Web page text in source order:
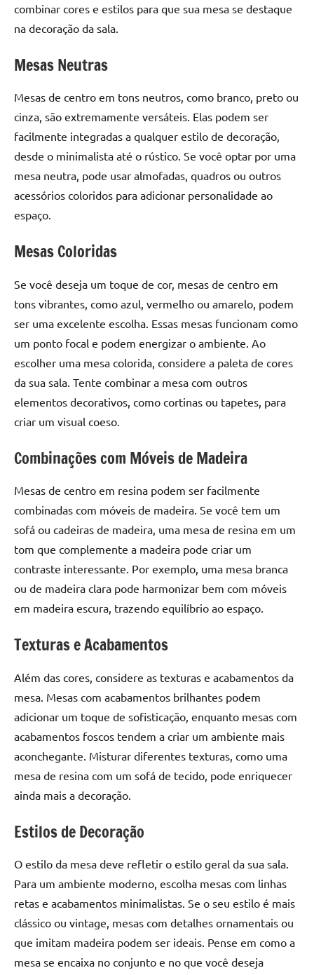
combinar cores e estilos para que sua mesa se destaque
na decoração da sala.
Mesas Neutras
Mesas de centro em tons neutros, como branco, preto ou
cinza, são extremamente versáteis. Elas podem ser
facilmente integradas a qualquer estilo de decoração,
desde o minimalista até o rústico. Se você optar por uma
mesa neutra, pode usar almofadas, quadros ou outros
acessórios coloridos para adicionar personalidade ao
espaço.
Mesas Coloridas
Se você deseja um toque de cor, mesas de centro em
tons vibrantes, como azul, vermelho ou amarelo, podem
ser uma excelente escolha. Essas mesas funcionam como
um ponto focal e podem energizar o ambiente. Ao
escolher uma mesa colorida, considere a paleta de cores
da sua sala. Tente combinar a mesa com outros
elementos decorativos, como cortinas ou tapetes, para
criar um visual coeso.
Combinações com Móveis de Madeira
Mesas de centro em resina podem ser facilmente
combinadas com móveis de madeira. Se você tem um
sofá ou cadeiras de madeira, uma mesa de resina em um
tom que complemente a madeira pode criar um
contraste interessante. Por exemplo, uma mesa branca
ou de madeira clara pode harmonizar bem com móveis
em madeira escura, trazendo equilíbrio ao espaço.
Texturas e Acabamentos
Além das cores, considere as texturas e acabamentos da
mesa. Mesas com acabamentos brilhantes podem
adicionar um toque de sofisticação, enquanto mesas com
acabamentos foscos tendem a criar um ambiente mais
aconchegante. Misturar diferentes texturas, como uma
mesa de resina com um sofá de tecido, pode enriquecer
ainda mais a decoração.
Estilos de Decoração
O estilo da mesa deve refletir o estilo geral da sua sala.
Para um ambiente moderno, escolha mesas com linhas
retas e acabamentos minimalistas. Se o seu estilo é mais
clássico ou vintage, mesas com detalhes ornamentais ou
que imitam madeira podem ser ideais. Pense em como a
mesa se encaixa no conjunto e no que você deseja